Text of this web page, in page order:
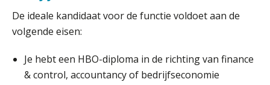
De ideale kandidaat voor de functie voldoet aan de
volgende eisen:
Je hebt een HBO-diploma in de richting van finance
& control, accountancy of bedrijfseconomie
vakantiewoningen